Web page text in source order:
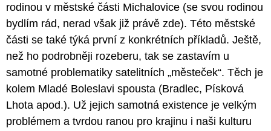
rodinou v městské části Michalovice (se svou rodinou
bydlím rád, nerad však již právě zde). Této městské
části se také týká první z konkrétních příkladů. Ještě,
než ho podrobněji rozeberu, tak se zastavím u
samotné problematiky satelitních „městeček“. Těch je
kolem Mladé Boleslavi spousta (Bradlec, Písková
Lhota apod.). Už jejich samotná existence je velkým
problémem a tvrdou ranou pro krajinu i naši kulturu